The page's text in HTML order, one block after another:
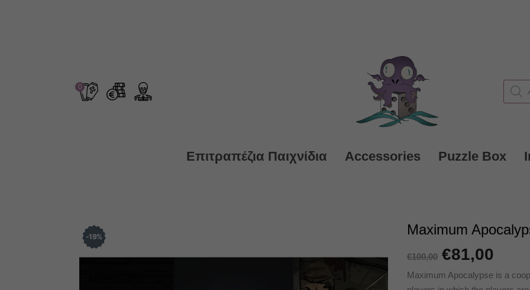
0
search
Επιτραπέζια Παιχνίδια Accessories Puzzle Box
19% Maximum
€100,00 Original
price
€81,00
Maximum Apocalypse is a